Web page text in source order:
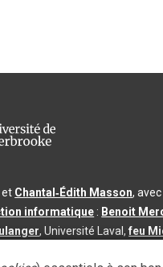
et Chantal‑Édith Masson,
informatique : Benoit
, Université Laval,feu